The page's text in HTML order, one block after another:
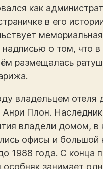
как
в его
надписью о том, что в
размещалась
владельцем отеля
Анри Плон.
владели домом, в
офисы и большой
1988 года. С конца
особняк занимает